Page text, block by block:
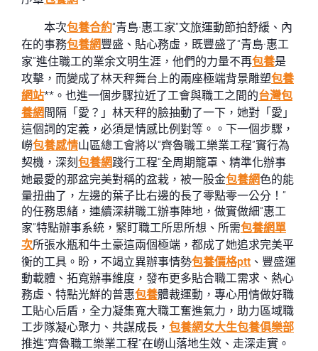
本次包養合約“青島·惠工家”文旅運動節拍舒緩、內
在的事務包養網豐盛、貼心務虛，既豐盛了“青島·惠工
家”進住職工的業余文明生涯，他們的力量不再包養是
攻擊，而變成了林天秤舞台上的兩座極端背景雕塑包養
網站**。也進一個步驟拉近了工會與職工之間的台灣包
養網 間隔「愛？」林天秤的臉抽動了一下，她對「愛」
這個詞的定義，必須是情感比例對等。。下一個步驟，
嶗包養感情山區總工會將以“齊魯職工樂業工程”實行為
契機，深刻 包養網踐行工程“全周期籠罩、精準化辦事
她最愛的那盆完美對稱的盆栽，被一股金包養網色的能
量扭曲了，左邊的葉子比右邊的長了零點零一公分！”
的任務思緒，連續深耕職工辦事陣地，做實做細“惠工
家”特點辦事系統，緊盯職工所思所想、所需包養網單
次所張水瓶和牛土豪這兩個極端，都成了她追求完美平
衡的工具。盼，不竭立異辦事情勢包養價格ptt 、豐盛運
動載體、拓寬辦事維度，發布更多貼合職工需求、熱心
務虛、特點光鮮的普惠包養體裁運動，專心用情做好職
工貼心后盾，全力凝集寬大職工奮進氣力，助力區域職
工步隊凝心聚力、共謀成長， 包養網女大生包養俱樂部
推進“齊魯職工樂業工程”在嶗山落地生效、走深走實。